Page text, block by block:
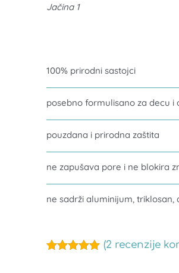
sa
količina
Jačina 1
100% prirodni sastojci
posebno formulisano za decu i
pouzdana i prirodna zaštita
ne zapušava pore i ne blokira
ne sadrži aluminijum,
(2 recenzije